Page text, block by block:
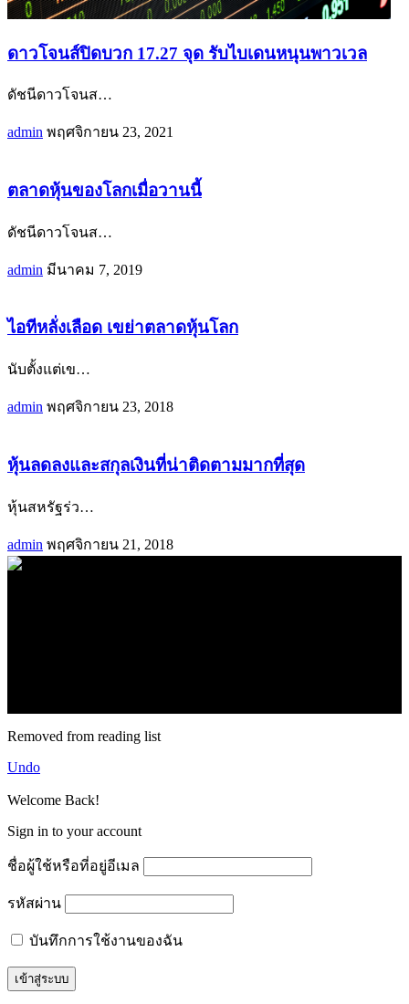
ดาวโจนส์ปิดบวก 17.27 จุด รับไบเดนหนุนพาวเวล
ดัชนีดาวโจนส…
admin พฤศจิกายน 23, 2021
ตลาดหุ้นของโลกเมื่อวานนี้
ดัชนีดาวโจนส…
admin มีนาคม 7, 2019
ไอทีหลั่งเลือด เขย่าตลาดหุ้นโลก
นับตั้งแต่เข…
admin พฤศจิกายน 23, 2018
หุ้นลดลงและสกุลเงินที่น่าติดตามมากที่สุด
หุ้นสหรัฐร่ว…
admin พฤศจิกายน 21, 2018
Removed from reading list
Undo
Welcome Back!
Sign in to your account
ชื่อผู้ใช้หรือที่อยู่อีเมล
รหัสผ่าน
บันทึกการใช้งานของฉัน